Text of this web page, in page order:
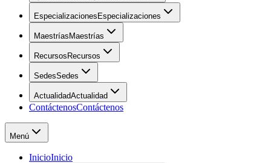
Especializaciones Especializaciones
Maestrías Maestrías
Recursos Recursos
SedesSedes
ActualidadActualidad
ContáctenosContáctenos
Menú
InicioInicio